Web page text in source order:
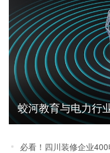
蛟河教育与电力行
必看！四川装修企业